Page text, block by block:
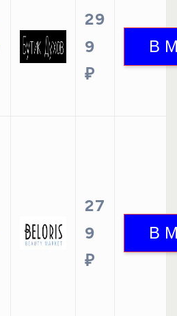
29
9
₽
27
9
₽